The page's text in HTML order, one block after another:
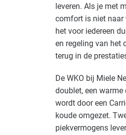
leveren. Als je met
comfort is niet naar
het voor iedereen
en regeling van het
terug in de
De WKO bij Miele
doublet, een
wordt door een
koude omgezet.
piekvermogens